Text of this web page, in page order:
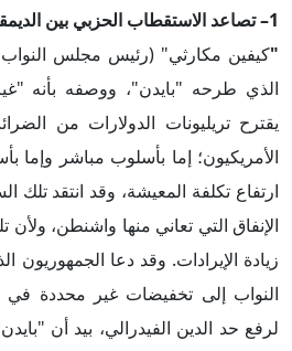
1– تصاعد الاستقطاب الحزبي بين الديمقراطيين والجمهوريين:
"كيفين مكارثي" (رئيس مجلس النواب
الذي طرحه "بايدن"، ووصفه بأنه
يقترح تريليونات الدولارات من
الأمريكيون؛ إما بأسلوب مباشر
ارتفاع تكلفة المعيشة، وقد انتقد تلك
الإنفاق التي تعاني منها واشنطن، ولأن
زيادة الإيرادات. وقد دعا
النواب إلى تخفيضات غير محددة في
لرفع حد الدين الفيدرالي، بيد أن